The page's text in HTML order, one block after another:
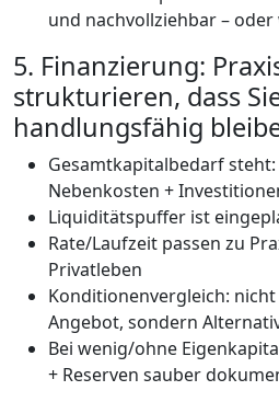
und nachvollziehbar –
5. Finanzierung:
strukturieren, dass
handlungsfähig
Gesamtkapitalbedarf
Nebenkosten +
Liquiditätspuffer ist
Rate/Laufzeit passen zu
Privatleben
Konditionenvergleich:
Angebot, sondern
Bei wenig/ohne
+ Reserven sauber